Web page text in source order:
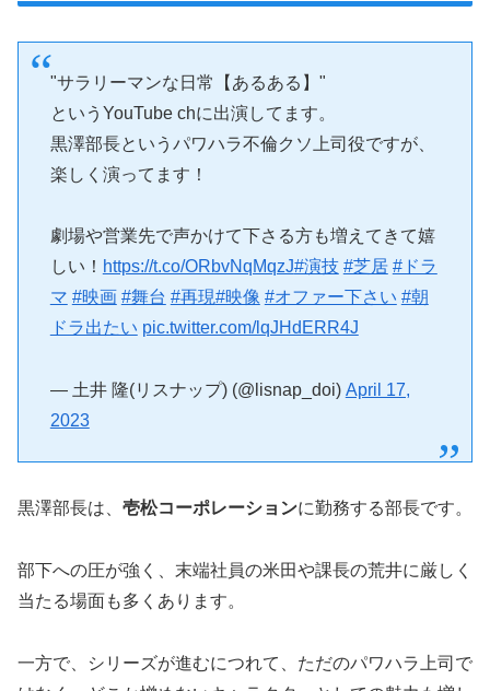
"サラリーマンな日常【あるある】"
というYouTube chに出演してます。
黒澤部長というパワハラ不倫クソ上司役ですが、
楽しく演ってます！
劇場や営業先で声かけて下さる方も増えてきて嬉
しい！ https://t.co/ORbvNqMqzJ#演技 #芝居 #ドラ
マ #映画 #舞台 #再現#映像 #オファー下さい #朝
ドラ出たい pic.twitter.com/lqJHdERR4J
— 土井 隆(リスナップ) (@lisnap_doi) April 17,
2023
黒澤部長は、 壱松コーポレーションに勤務する部長です。
部下への圧が強く、末端社員の米田や課長の荒井に厳しく
当たる場面も多くあります。
一方で、シリーズが進むにつれて、ただのパワハラ上司で